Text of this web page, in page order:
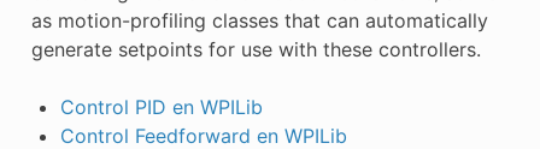
as motion-profiling classes that can automatically
generate setpoints for use with these controllers.
Control PID en WPILib
Control Feedforward en WPILib